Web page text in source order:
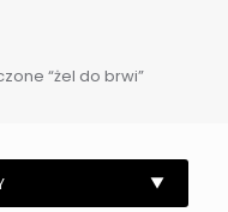
“żel do brwi”